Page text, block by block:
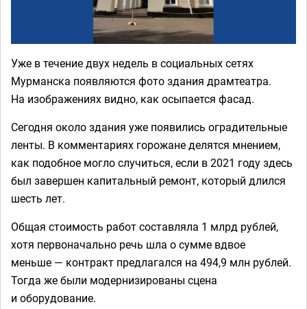
Уже в течение двух недель в социальных сетях
Мурманска появляются фото здания драмтеатра.
На изображениях видно, как осыпается фасад.
Сегодня около здания уже появились оградительные
ленты. В комментариях горожане делятся мнением,
как подобное могло случиться, если в 2021 году здесь
был завершен капитальный ремонт, который длился
шесть лет.
Общая стоимость работ составляла 1 млрд рублей,
хотя первоначально речь шла о сумме вдвое
меньше — контракт предлагался на 494,9 млн рублей.
Тогда же были модернизированы сцена
и оборудование.